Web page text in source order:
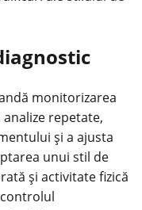
monitorizarea
repetate,
şi a ajusta
unui stil de
şi activitate fizică